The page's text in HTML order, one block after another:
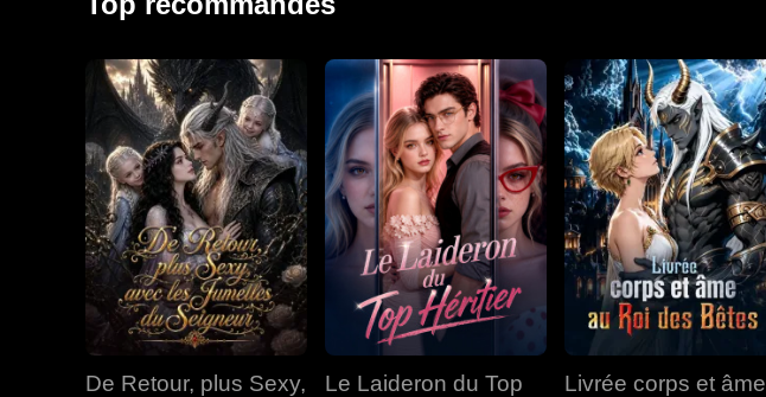
De Retour, plus Sexy,
Le Laideron du Top
Livrée corps et âme